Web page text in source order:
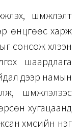
шүүмжлэлт
өнцгөөс харж
сонсож хүлээн
шаардлага
дээр намын
шүүмжлэлээс
хугацаанд
хүмүүсийн нэг